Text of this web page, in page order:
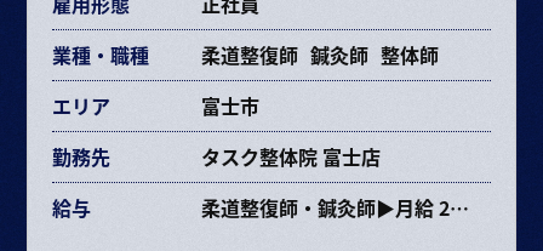
業種・職種
柔道整復師 鍼灸師 整体師
エリア
富士市
勤務先
タスク整体院 富士店
給与
柔道整復師・鍼灸師▶月給 237,353円〜463,670円